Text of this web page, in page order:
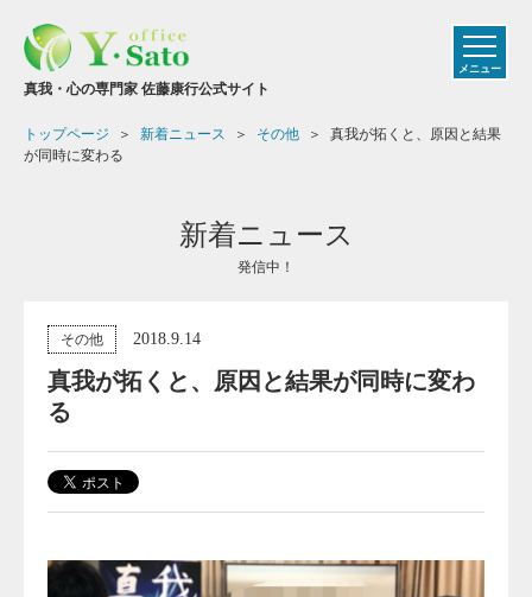
真我・心の専門家 佐藤康行公式サイト
メニュー
トップページ 新着ニュース その他
真我が拓くと、原因と結果
が同時に変わる
新着ニュース
発信中！
その他 2018.9.14
真我が拓くと、原因と結果が同時に変わ
る